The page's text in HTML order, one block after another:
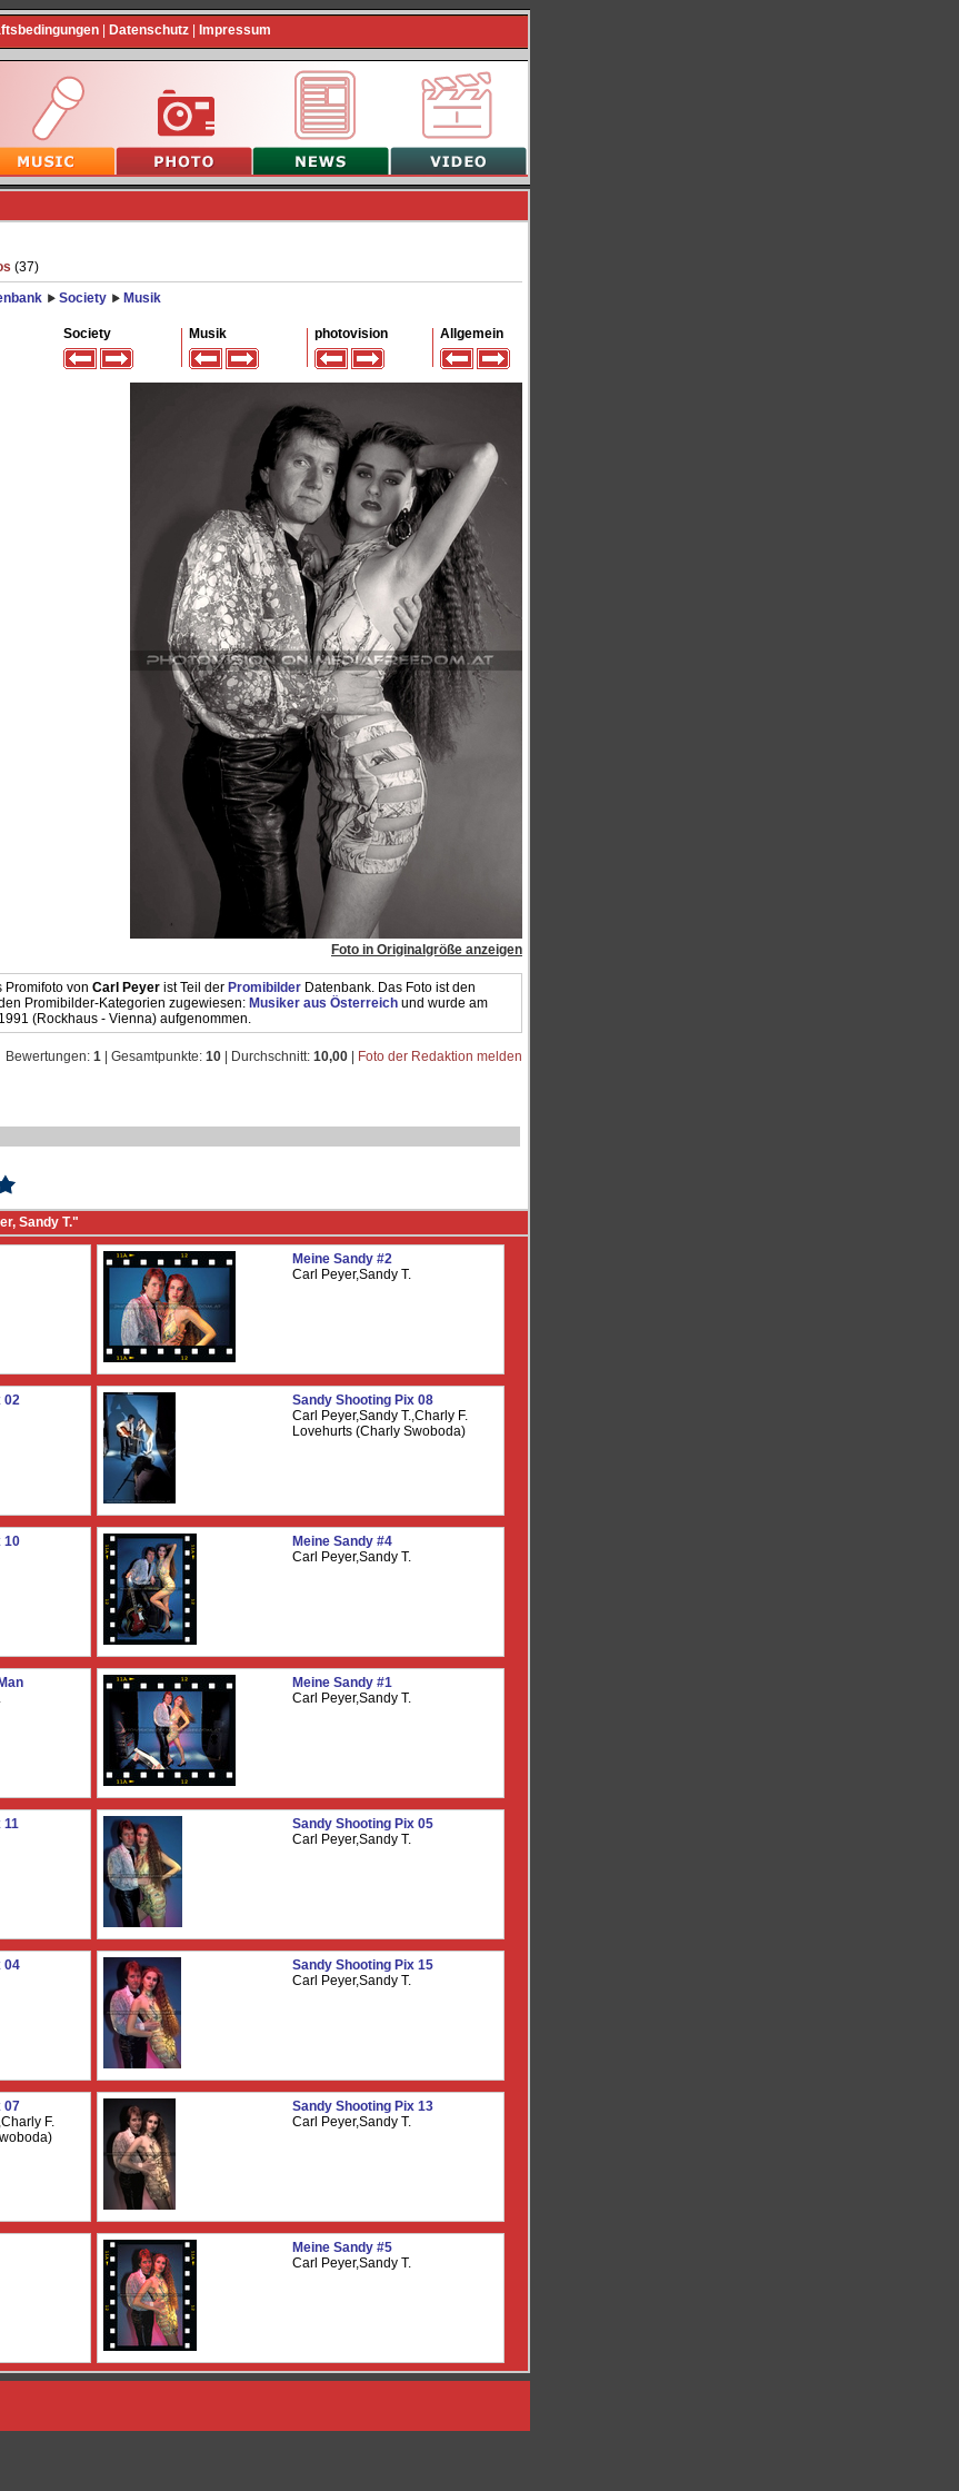
Datenschutz Impressum
(37)
Society Musik
Society Musik photovision Allgemein
Foto in Originalgröße anzeigen
Promifoto von Carl Peyer ist Teil der Promibilder Datenbank. Das Foto ist den
Promibilder-Kategorien zugewiesen: Musiker aus Österreich und wurde am
(Rockhaus - Vienna) aufgenommen.
Bewertungen: 1 | Gesamtpunkte: 10 | Durchschnitt: 10,00 Foto der Redaktion melden
Sandy T."
Meine Sandy #2
Carl Peyer,Sandy T.
02
Sandy Shooting Pix 08
Carl Peyer,Sandy T.,Charly F.
Lovehurts (Charly Swoboda)
10
Meine Sandy #4
Carl Peyer,Sandy T.
Meine Sandy #1
Carl Peyer,Sandy T.
11
Sandy Shooting Pix 05
Carl Peyer,Sandy T.
04
Sandy Shooting Pix 15
Carl Peyer,Sandy T.
07
F.
Sandy Shooting Pix 13
Carl Peyer,Sandy T.
Meine Sandy #5
Carl Peyer,Sandy T.